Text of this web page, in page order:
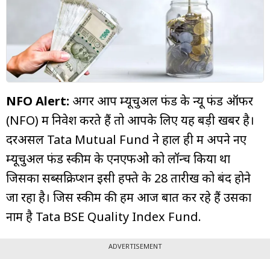
वीडियो
म्यूचुअल
फंड
NFO Alert: अगर आप म्यूचुअल फंड के न्यू फंड ऑफर
(NFO) में निवेश करते हैं तो आपके लिए यह बड़ी खबर है।
दरअसल Tata Mutual Fund ने हाल ही में अपने नए
म्यूचुअल फंड स्कीम के एनएफओ को लॉन्च किया था
जिसका सब्सक्रिप्शन इसी हफ्ते के 28 तारीख को बंद होने
जा रहा है। जिस स्कीम की हम आज बात कर रहे हैं उसका
नाम है Tata BSE Quality Index Fund.
ADVERTISEMENT